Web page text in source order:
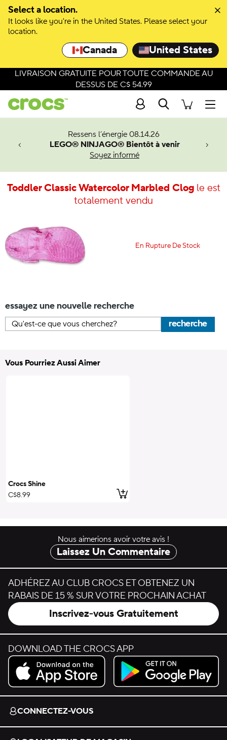
Select a location.
It looks like you're in the United States. Please select your
location.
Canada United States
LIVRAISON GRATUITE POUR TOUTE COMMANDE AU
DESSUS DE C$ 54.99
Recherche
Ressens l’énergie 08.14.26
LEGO® NINJAGO® Bientôt à venir
Soyez informé
Man.
Toddler Classic Watercolor Marbled Clogle est
totalement vendu
En Rupture De Stock
essayez une nouvelle recherche
recherche
Vous Pourriez Aussi Aimer
Crocs Shine
C$8.99
ajouter au panier
Nous aimerions avoir votre avis !
Laissez Un Commentaire
ADHÉREZ AU CLUB CROCS ET OBTENEZ UN
RABAIS DE 15 % SUR VOTRE PROCHAIN ACHAT
Inscrivez-vous Gratuitement
DOWNLOAD THE CROCS APP
Download on the App Store.
Get it on Google Play.
CONNECTEZ-VOUS